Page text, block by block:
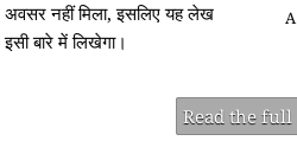
अवसर नहीं मिला, इसलिए यह लेख
इसी बारे में लिखेगा।
Read the